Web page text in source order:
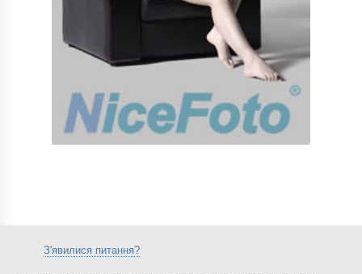
З'явилися питання?